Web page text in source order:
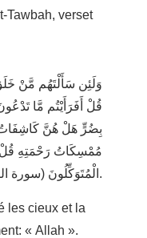
Tawbah, verset
وَلَئِن سَأَلْتَهُم مَّنْ
قُلْ أَفَرَأَيْتُم مَّا
بِضُرٍّ هَلْ هُنَّ
مُمْسِكَاتُ رَحْمَتِهِ قُلْ
الْمُتَوَكِّلُونَ (سورة الزمر، الآية 38).
les cieux et la
« Allah ».